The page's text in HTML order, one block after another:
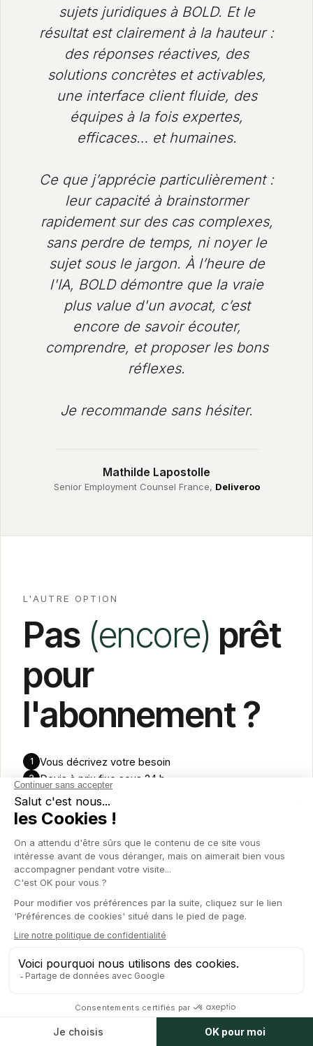
sujets juridiques à BOLD. Et le
résultat est clairement à la hauteur :
des réponses réactives, des
solutions concrètes et activables,
une interface client fluide, des
équipes à la fois expertes,
efficaces… et humaines.
Ce que j’apprécie particulièrement :
leur capacité à brainstormer
rapidement sur des cas complexes,
sans perdre de temps, ni noyer le
sujet sous le jargon. À l’heure de
l'IA, BOLD démontre que la vraie
plus value d'un avocat, c’est
encore de savoir écouter,
comprendre, et proposer les bons
réflexes.
Je recommande sans hésiter.
Mathilde Lapostolle
Senior Employment Counsel France, Deliveroo
L'AUTRE OPTION
Pas (encore) prêt
pour
l'abonnement?
1 Vous décrivez votre besoin
2 Devis à prix fixe sous 24 h
3 On exécute, vous suivez dans l'app
Plus d'un besoin par mois ?L'abonnement est vite
rentable.
Découvrir le forfait ponctuel
juste un sujet à régler. Un contrat, un pacte
d'associés, une levée, un contentieux
un prix fixe pour
. Sans abonnement, sans engagement.